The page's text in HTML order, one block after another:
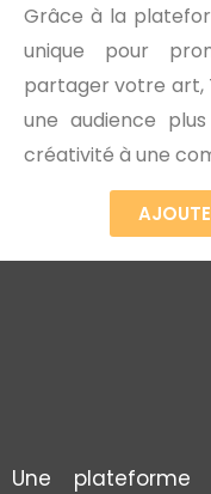
Grâce à la
unique pour
partager votre art,
une audience
créativité à une
Une